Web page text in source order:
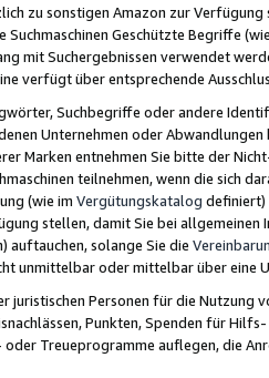
zu sonstigen Amazon zur
Suchmaschinen Geschützte Begriffe
mit Suchergebnissen verwendet
verfügt über entsprechende
Suchbegriffe oder andere
Unternehmen oder
Marken entnehmen Sie bitte der
teilnehmen, wenn die sich
(wie im Vergütungskatalog definiert)
stellen, damit Sie bei
auftauchen, solange Sie die
unmittelbar oder mittelbar über eine
juristischen Personen für die Nutzung
Punkten, Spenden für
Treueprogramme auflegen, die